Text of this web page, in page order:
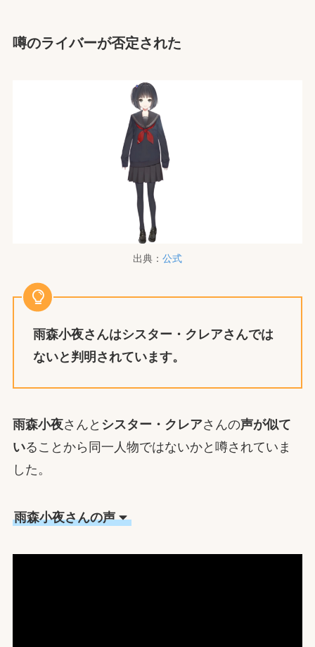
噂のライバーが否定された
出典： 公式
雨森小夜さんはシスター・クレアさんでは
ないと判明されています。
雨森小夜さんと シスター・クレアさんの声が似て
いることから同一人物ではないかと噂されていま
した。
雨森小夜さんの声